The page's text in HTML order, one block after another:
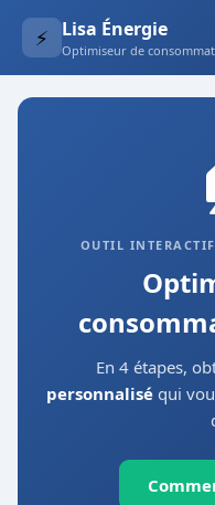
⚡ Lisa Énergie
Optimiseur de
OUTIL
En 4 étapes,
personnaliséqui